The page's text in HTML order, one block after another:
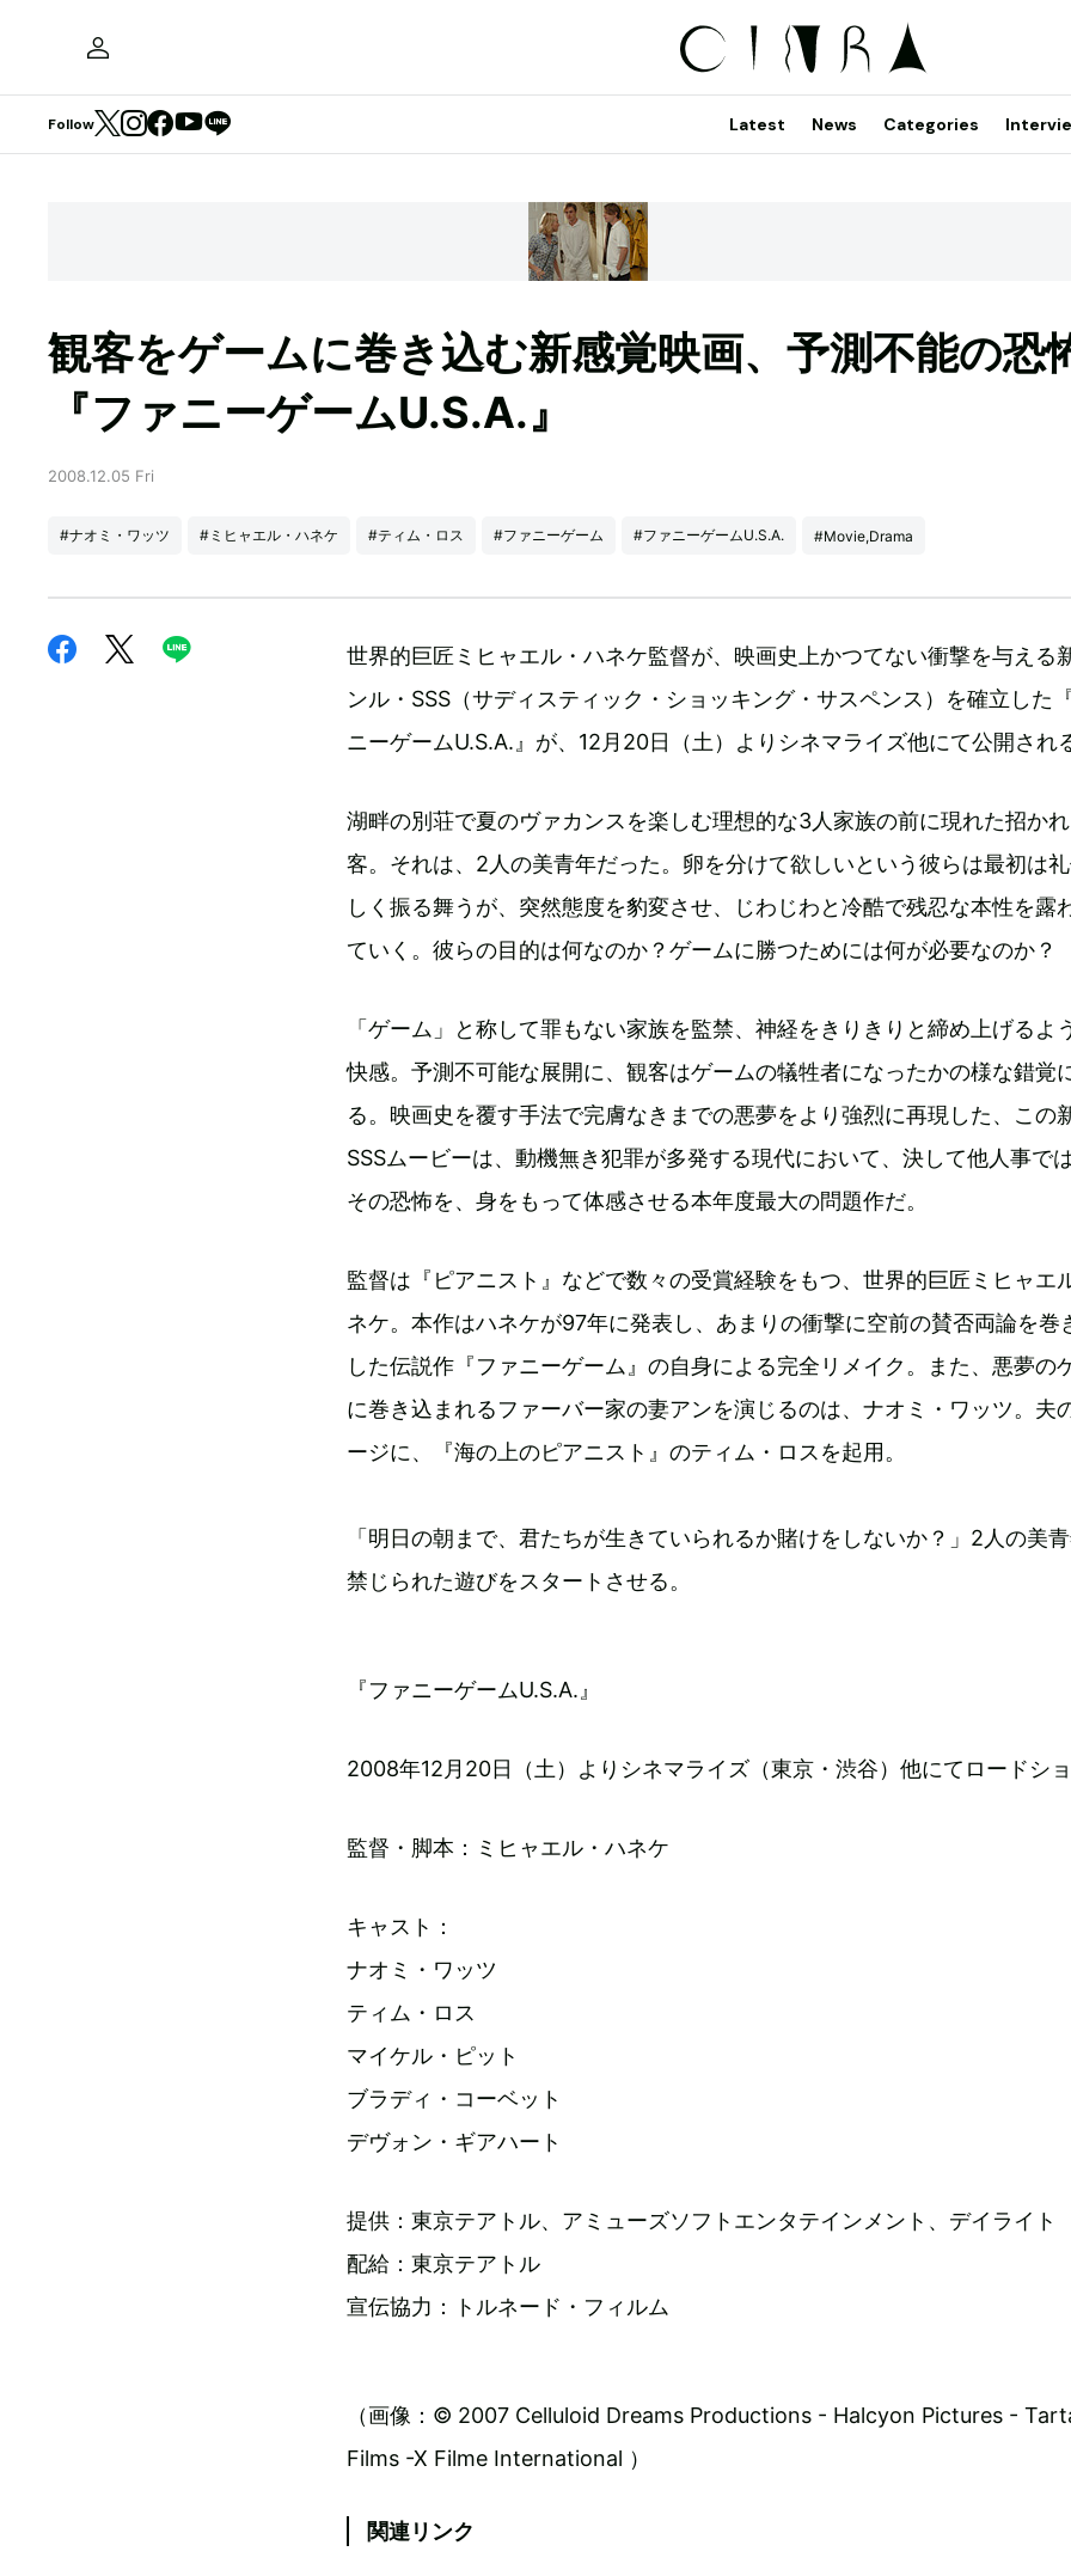
Follow Latest News Categories
観客をゲームに巻き込む新感覚映画、予測不能の恐
『ファニーゲームU.S.A.』
2008.12.05 Fri
#ナオミ・ワッツ #ミヒャエル・ハネケ #ティム・ロス #ファニーゲーム #ファニーゲームU.S.A. #Movie,Drama
世界的巨匠ミヒャエル・ハネケ監督が、映画史上かつてない衝撃を与える
ンル・SSS（サディスティック・ショッキング・サスペンス）を確立した
ニーゲームU.S.A.』が、12月20日（土）よりシネマライズ他にて公開され
湖畔の別荘で夏のヴァカンスを楽しむ理想的な3人家族の前に現れた招か
客。それは、2人の美青年だった。卵を分けて欲しいという彼らは最初は
しく振る舞うが、突然態度を豹変させ、じわじわと冷酷で残忍な本性を露
ていく。彼らの目的は何なのか？ゲームに勝つためには何が必要なのか？
「ゲーム」と称して罪もない家族を監禁、神経をきりきりと締め上げるよ
快感。予測不可能な展開に、観客はゲームの犠牲者になったかの様な錯覚
る。映画史を覆す手法で完膚なきまでの悪夢をより強烈に再現した、この
SSSムービーは、動機無き犯罪が多発する現代において、決して他人事で
その恐怖を、身をもって体感させる本年度最大の問題作だ。
監督は『ピアニスト』などで数々の受賞経験をもつ、世界的巨匠ミヒャエ
ネケ。本作はハネケが97年に発表し、あまりの衝撃に空前の賛否両論を巻
した伝説作『ファニーゲーム』の自身による完全リメイク。また、悪夢の
に巻き込まれるファーバー家の妻アンを演じるのは、ナオミ・ワッツ。夫
ージに、『海の上のピアニスト』のティム・ロスを起用。
「明日の朝まで、君たちが生きていられるか賭けをしないか？」2人の美
禁じられた遊びをスタートさせる。
『ファニーゲームU.S.A.』
2008年12月20日（土）よりシネマライズ（東京・渋谷）他にてロードシ
監督・脚本：ミヒャエル・ハネケ
キャスト：
ナオミ・ワッツ
ティム・ロス
マイケル・ピット
ブラディ・コーベット
デヴォン・ギアハート
提供：東京テアトル、アミューズソフトエンタテインメント、デイライト
配給：東京テアトル
宣伝協力：トルネード・フィルム
（画像：© 2007 Celluloid Dreams Productions - Halcyon Pictures -
Films -X Filme International ）
関連リンク